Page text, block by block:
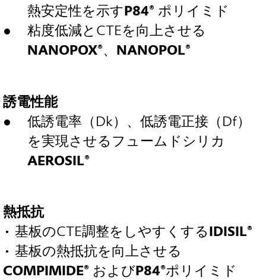
熱安定性を示すP84® ポリイミド
粘度低減とCTEを向上させる
NANOPOX®、 NANOPOL®
誘電性能
低誘電率（Dk）、低誘電正接（Df）
を実現させるフュームドシリカ
AEROSIL®
熱抵抗
• 基板のCTE調整をしやすくするIDISIL®
• 基板の熱抵抗を向上させる
COMPIMIDE® およびP84®ポリイミド